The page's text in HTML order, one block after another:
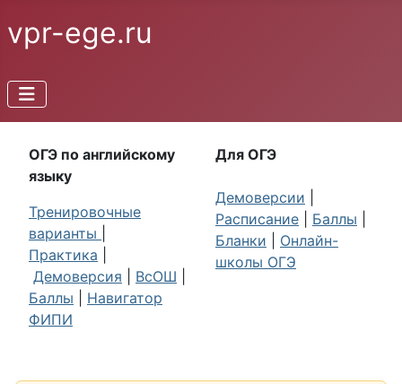
vpr-ege.ru
ОГЭ по английскому
языку
Тренировочные
варианты
Практика
Демоверсия
ВсОШ
Баллы
Навигатор
ФИПИ
Для ОГЭ
Демоверсии
Расписание
Баллы
Бланки
Онлайн-
школы ОГЭ